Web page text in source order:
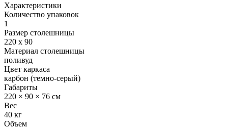
Характеристики
Количество упаковок
1
Размер столешницы
220 x 90
Материал столешницы
поливуд
Цвет каркаса
карбон (темно-серый)
Габариты
220 × 90 × 76 см
Вес
40 кг
Объем